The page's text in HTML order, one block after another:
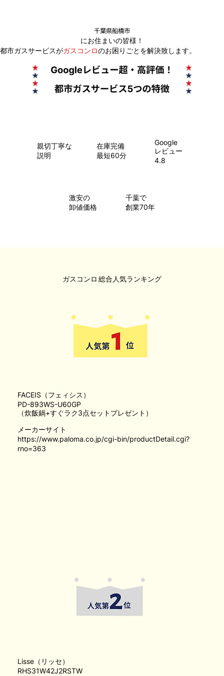
にお住まいの皆様！
千葉県船橋市
都市ガスサービスがガスコンロのお困りごとを解決致します。
親切丁寧な
説明
在庫完備
最短60分
Google
レビュー
4.8
​激安の
卸値価格
千葉で
創業70年
総合人気ランキング
ガスコンロ
メーカーサイト
https://www.paloma.co.jp/cgi-bin/productDetail.cgi?
rno=363
FACEIS（フェィシス）
PD-893WS-U60GP
（炊飯鍋+すぐラク3点セットプレゼント）
Lisse（リッセ）
RHS31W42J2RSTW